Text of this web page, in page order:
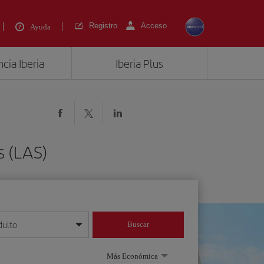
Ayuda Registro Acceso
Iberia Iberia Plus
(LAS)
mes/año
Buscar
Más Económica